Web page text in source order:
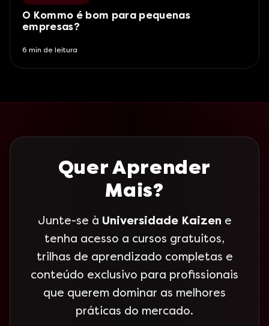
O Kommo é bom para pequenas
empresas?
6 min de leitura
Quer Aprender
Mais?
Junte-se à Universidade Kaizen e
tenha acesso a cursos gratuitos,
trilhas de aprendizado completas e
conteúdo exclusivo para profissionais
que querem dominar as melhores
práticas do mercado.